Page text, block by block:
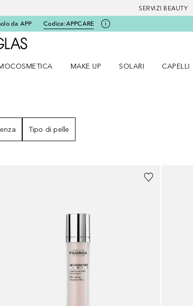
SERVIZI BEAUTY
da APP Codice:APPCARE
A Douglas Home
MAKE UP
SOLARI
CAPELLI
Tipo di pelle